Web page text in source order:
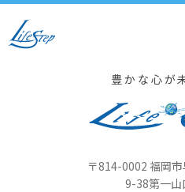
1月26日(月）本部はスタッフ無料電
スは無料電話カウンセリング日です
豊かな心が
〒814-0002 福岡
9-38第一山